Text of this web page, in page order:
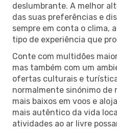
deslumbrante. A melhor
das suas preferências e
sempre em conta o clima,
tipo de experiência que
Conte com multidões
mas também com um
ofertas culturais e
normalmente sinónimo de
mais baixos em voos e
mais autêntico da vida
atividades ao ar livre